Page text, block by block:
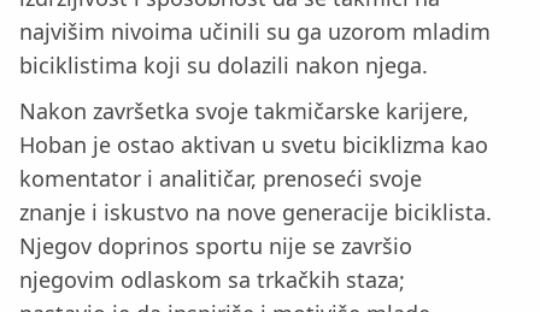
najvišim nivoima učinili su ga uzorom mladim
biciklistima koji su dolazili nakon njega.
Nakon završetka svoje takmičarske karijere,
Hoban je ostao aktivan u svetu biciklizma kao
komentator i analitičar, prenoseći svoje
znanje i iskustvo na nove generacije biciklista.
Njegov doprinos sportu nije se završio
njegovim odlaskom sa trkačkih staza;